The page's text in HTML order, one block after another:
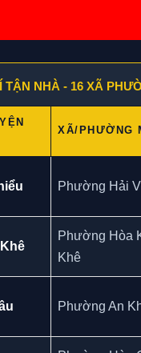
TẬN NHÀ - 16 XÃ
XÃ/PHƯỜNG
Phường Hải
Phường Hòa
Khê
Phường An